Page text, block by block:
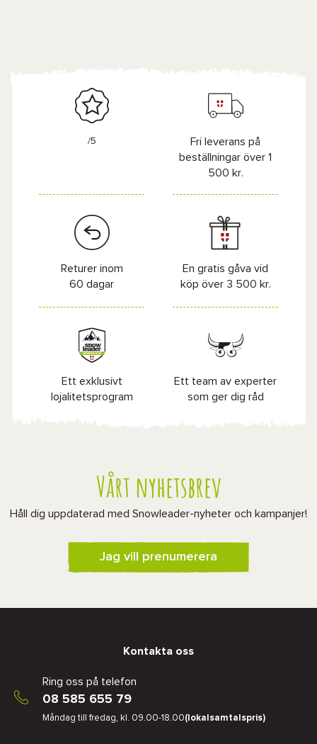
/5
Fri leverans på
beställningar över 1
500 kr.
Returer inom
60 dagar
En gratis gåva vid
köp över 3 500 kr.
Ett exklusivt
lojalitetsprogram
Ett team av experter
som ger dig råd
Vårt nyhetsbrev
Håll dig uppdaterad med Snowleader-nyheter och kampanjer!
Jag vill prenumerera
Kontakta oss
Ring oss på telefon
08 585 655 79
Måndag till fredag, kl. 09.00-18.00(lokalsamtalspris)